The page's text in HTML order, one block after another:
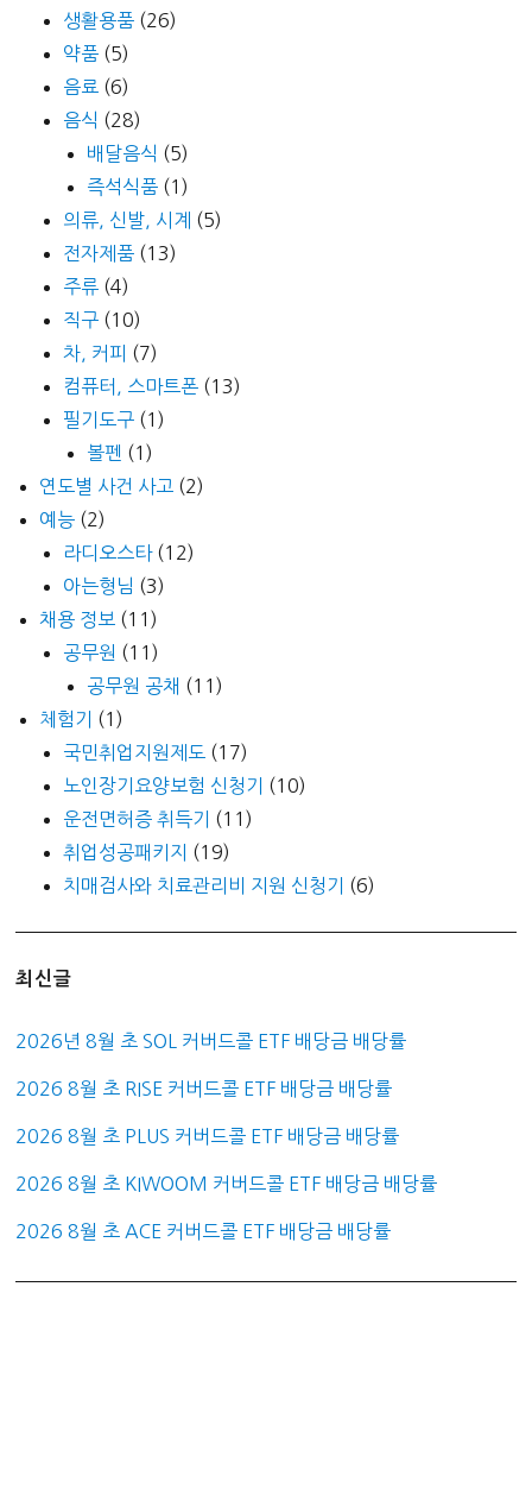
생활용품 (26)
약품 (5)
음료 (6)
음식 (28)
배달음식 (5)
즉석식품 (1)
의류, 신발, 시계 (5)
전자제품 (13)
주류 (4)
직구 (10)
차, 커피 (7)
컴퓨터, 스마트폰 (13)
필기도구 (1)
볼펜 (1)
연도별 사건 사고 (2)
예능 (2)
라디오스타(12)
아는형님 (3)
채용 정보 (11)
공무원 (11)
공무원 공채 (11)
체험기
(1)
국민취업지원제도 (17)
노인장기요양보험 신청기
(10)
운전면허증 취득기
(11)
취업성공패키지
(19)
치매검사와 치료관리비 지원 신청기
(6)
최신글
2026년 8월 초 SOL 커버드콜 ETF 배당금 배당률
2026 8월 초 RISE 커버드콜 ETF 배당금 배당률
2026 8월 초 PLUS 커버드콜 ETF 배당금 배당률
2026 8월 초 KIWOOM 커버드콜 ETF 배당금 배당률
2026 8월 초 ACE 커버드콜 ETF 배당금 배당률